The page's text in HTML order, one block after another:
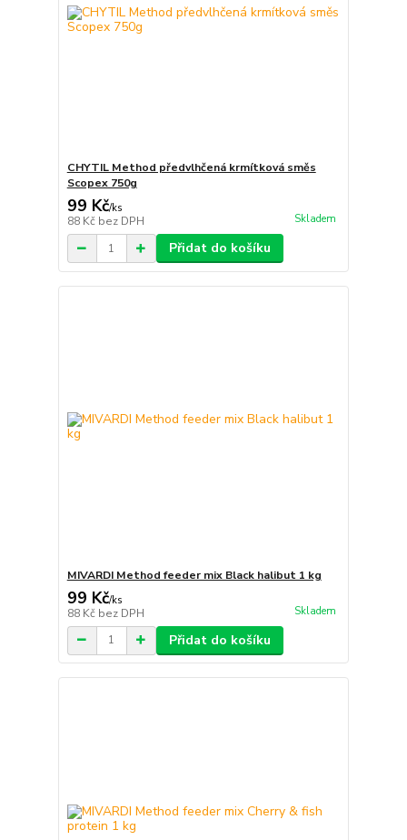
CHYTIL Method předvlhčená krmítková směs
Scopex 750g
99 Kč/ks
88 Kč bez DPH Skladem
Přidat do košíku
MIVARDI Method feeder mix Black halibut 1 kg
99 Kč/ks
88 Kč bez DPH Skladem
Přidat do košíku